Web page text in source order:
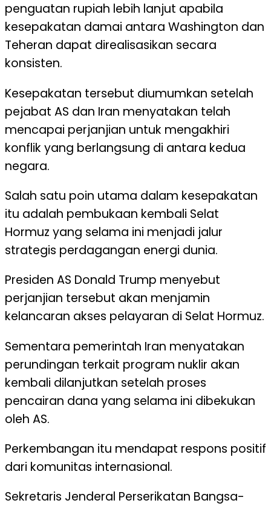
penguatan rupiah lebih lanjut apabila
kesepakatan damai antara Washington dan
Teheran dapat direalisasikan secara
konsisten.
Kesepakatan tersebut diumumkan setelah
pejabat AS dan Iran menyatakan telah
mencapai perjanjian untuk mengakhiri
konflik yang berlangsung di antara kedua
negara.
Salah satu poin utama dalam kesepakatan
itu adalah pembukaan kembali Selat
Hormuz yang selama ini menjadi jalur
strategis perdagangan energi dunia.
Presiden AS Donald Trump menyebut
perjanjian tersebut akan menjamin
kelancaran akses pelayaran di Selat Hormuz.
Sementara pemerintah Iran menyatakan
perundingan terkait program nuklir akan
kembali dilanjutkan setelah proses
pencairan dana yang selama ini dibekukan
oleh AS.
Perkembangan itu mendapat respons positif
dari komunitas internasional.
Sekretaris Jenderal Perserikatan Bangsa-